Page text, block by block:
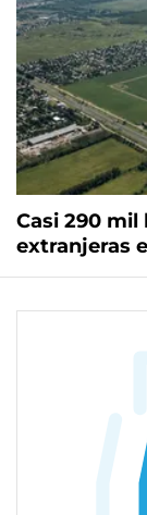
Casi 290 mil
extranjeras